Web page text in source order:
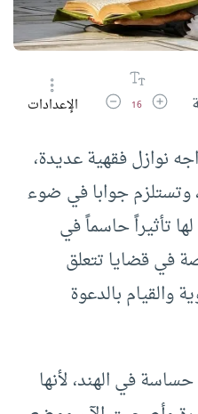
زيادة حجم الخط
16 تقليل حجم الخط
الإعدادات
نوازل فقهية عديدة،
وتستلزم جوابا في ضوء
تأثيراً حاسماً في
في قضايا تتعلق
والقيام بالدعوة
في الهند، لأنها